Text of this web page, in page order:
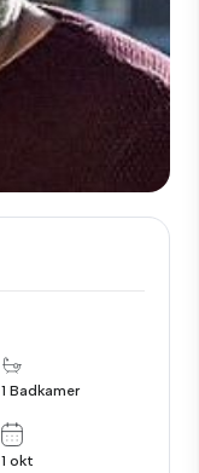
1 Badkamer
1 okt